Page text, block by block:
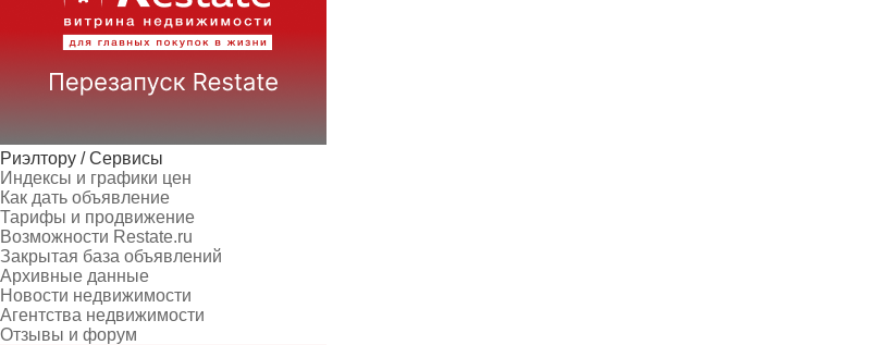
Риэлтору / Сервисы
Индексы и графики цен
Как дать объявление
Тарифы и продвижение
Возможности Restate.ru
Закрытая база объявлений
Архивные данные
Новости недвижимости
Агентства недвижимости
Отзывы и форум